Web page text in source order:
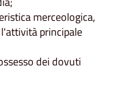
merceologica,
principale
dei dovuti